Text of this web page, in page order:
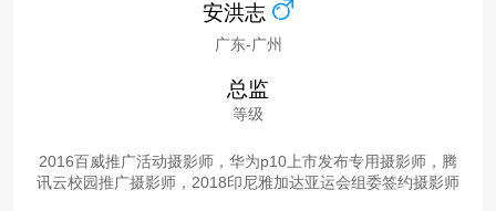
安洪志
广东-广州
总监
等级
2016百威推广活动摄影师，华为p10上市发布专用摄影师，腾
讯云校园推广摄影师，2018印尼雅加达亚运会组委签约摄影师